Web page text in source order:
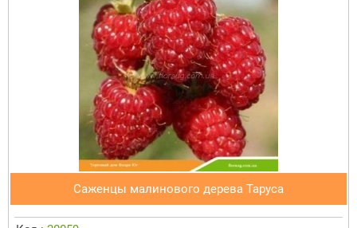
Саженцы малинового дерева Таруса